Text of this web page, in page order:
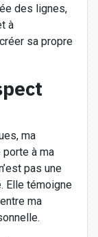
des lignes,
à
sa propre
ma
porte à ma
pas une
Elle témoigne
ma